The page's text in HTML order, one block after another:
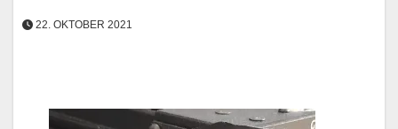
22. OKTOBER 2021